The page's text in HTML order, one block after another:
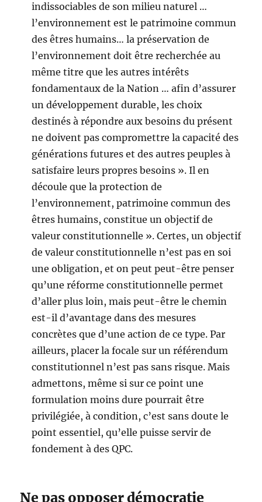
indissociables de son milieu naturel …
l’environnement est le patrimoine commun
des êtres humains… la préservation de
l’environnement doit être recherchée au
même titre que les autres intérêts
fondamentaux de la Nation … afin d’assurer
un développement durable, les choix
destinés à répondre aux besoins du présent
ne doivent pas compromettre la capacité des
générations futures et des autres peuples à
satisfaire leurs propres besoins ». Il en
découle que la protection de
l’environnement, patrimoine commun des
êtres humains, constitue un objectif de
valeur constitutionnelle ». Certes, un objectif
de valeur constitutionnelle n’est pas en soi
une obligation, et on peut peut-être penser
qu’une réforme constitutionnelle permet
d’aller plus loin, mais peut-être le chemin
est-il d’avantage dans des mesures
concrètes que d’une action de ce type. Par
ailleurs, placer la focale sur un référendum
constitutionnel n’est pas sans risque. Mais
admettons, même si sur ce point une
formulation moins dure pourrait être
privilégiée, à condition, c’est sans doute le
point essentiel, qu’elle puisse servir de
fondement à des QPC.
Ne pas opposer démocratie